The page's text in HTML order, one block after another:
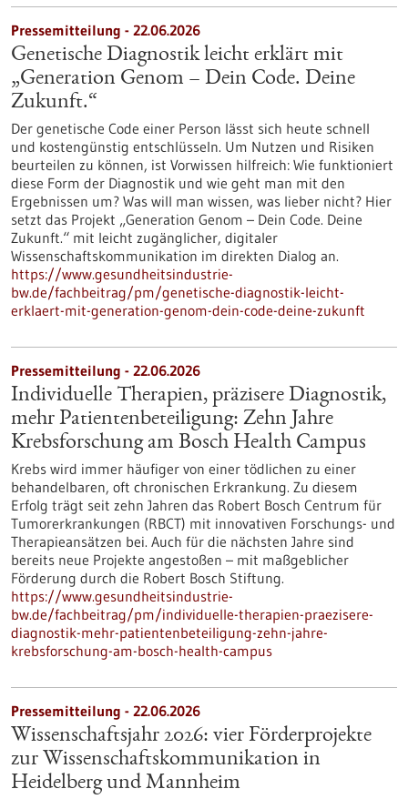
Pressemitteilung - 22.06.2026
Genetische Diagnostik leicht erklärt mit
„Generation Genom – Dein Code. Deine
Zukunft.“
Der genetische Code einer Person lässt sich heute schnell
und kostengünstig entschlüsseln. Um Nutzen und Risiken
beurteilen zu können, ist Vorwissen hilfreich: Wie funktioniert
diese Form der Diagnostik und wie geht man mit den
Ergebnissen um? Was will man wissen, was lieber nicht? Hier
setzt das Projekt „Generation Genom – Dein Code. Deine
Zukunft.“ mit leicht zugänglicher, digitaler
Wissenschaftskommunikation im direkten Dialog an.
https://www.gesundheitsindustrie-
bw.de/fachbeitrag/pm/genetische-diagnostik-leicht-
erklaert-mit-generation-genom-dein-code-deine-zukunft
Pressemitteilung - 22.06.2026
Individuelle Therapien, präzisere Diagnostik,
mehr Patientenbeteiligung: Zehn Jahre
Krebsforschung am Bosch Health Campus
Krebs wird immer häufiger von einer tödlichen zu einer
behandelbaren, oft chronischen Erkrankung. Zu diesem
Erfolg trägt seit zehn Jahren das Robert Bosch Centrum für
Tumorerkrankungen (RBCT) mit innovativen Forschungs- und
Therapieansätzen bei. Auch für die nächsten Jahre sind
bereits neue Projekte angestoßen – mit maßgeblicher
Förderung durch die Robert Bosch Stiftung.
https://www.gesundheitsindustrie-
bw.de/fachbeitrag/pm/individuelle-therapien-praezisere-
diagnostik-mehr-patientenbeteiligung-zehn-jahre-
krebsforschung-am-bosch-health-campus
Pressemitteilung - 22.06.2026
Wissenschaftsjahr 2026: vier Förderprojekte
zur Wissenschaftskommunikation in
Heidelberg und Mannheim